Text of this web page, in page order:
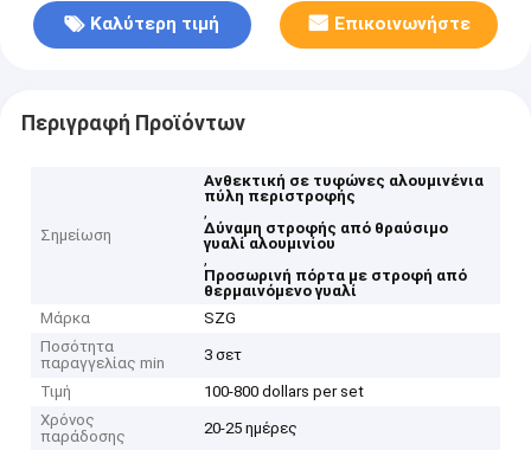
Καλύτερη τιμή Επικοινωνήστε
Περιγραφή Προϊόντων
Σημείωση
Ανθεκτική σε τυφώνες αλουμινένια
πύλη περιστροφής
,
Δύναμη στροφής από θραύσιμο
γυαλί αλουμινίου
,
Προσωρινή πόρτα με στροφή από
θερμαινόμενο γυαλί
Μάρκα
SZG
Ποσότητα
παραγγελίας min
3 σετ
Τιμή
100-800 dollars per set
Χρόνος
παράδοσης
20-25 ημέρες